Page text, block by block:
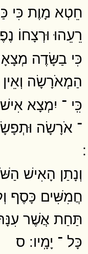
חֵטְא מָוֶת כִּי
רֵעֵהוּ וּרְצָחוֹ
כִּי בַשָּׂדֶה
הַמְאֹרָשָׂה
כִּֽי ־ יִמְצָא
־ אֹרָשָׂה
וְנָתַן הָאִישׁ
חֲמִשִּׁים כָּסֶף
תַּחַת אֲשֶׁר
כָּל ־ יָמָֽיו ׃ ס